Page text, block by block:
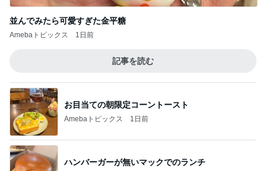
並んでみたら可愛すぎた金平糖
Amebaトピックス 1日前
記事を読む
お目当ての朝限定コーントースト
Amebaトピックス 1日前
ハンバーガーが無いマックでのランチ